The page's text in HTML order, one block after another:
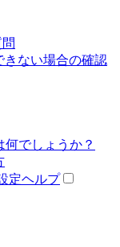
きない場合の確認
何でしょうか？
定ヘルプ